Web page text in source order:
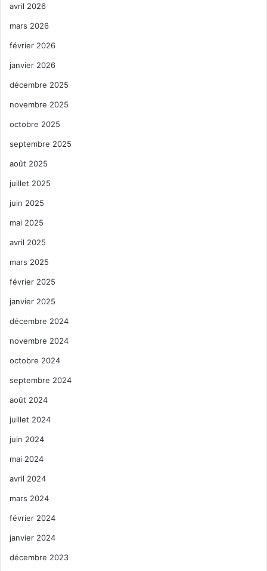
avril 2026
mars 2026
février 2026
janvier 2026
décembre 2025
novembre 2025
octobre 2025
septembre 2025
août 2025
juillet 2025
juin 2025
mai 2025
avril 2025
mars 2025
février 2025
janvier 2025
décembre 2024
novembre 2024
octobre 2024
septembre 2024
août 2024
juillet 2024
juin 2024
mai 2024
avril 2024
mars 2024
février 2024
janvier 2024
décembre 2023